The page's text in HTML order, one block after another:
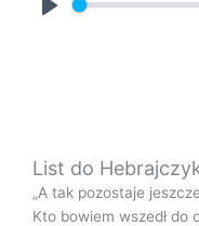
List do
„A tak pozostaje
Kto bowiem wszedł do